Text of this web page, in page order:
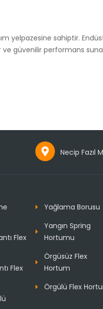
yelpazesine sahiptir.
güvenilir performans
Necip Fazıl
Flex
Flex
Yağlama Borusu
Yangın Spring
Hortumu
Örgüsüz Flex
Hortum
Örgülü Flex